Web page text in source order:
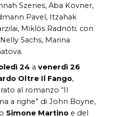
Szenes, Aba Kovner,
Pavel, Itzahak
Miklòs Radnóti; con
Sachs, Marina
24 a venerdì 26
Oltre Il Fango,
al romanzo “Il
a righe” di John Boyne,
Simone Martino e del